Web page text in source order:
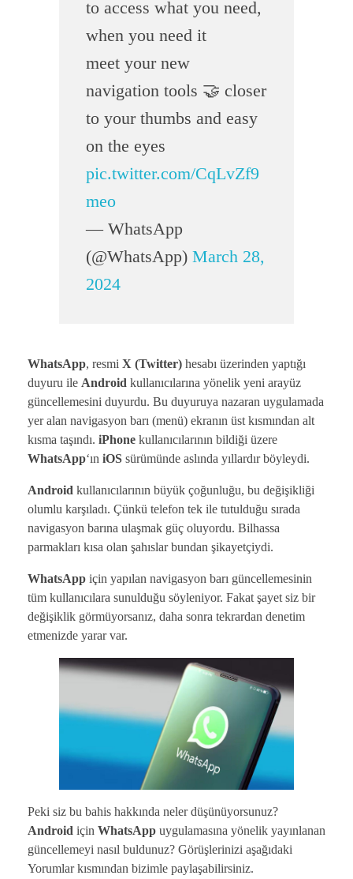
to access what you need,
when you need it
meet your new
navigation tools 🤝 closer
to your thumbs and easy
on the eyes
pic.twitter.com/CqLvZf9
meo
— WhatsApp
(@WhatsApp) March 28,
2024
WhatsApp, resmi X (Twitter) hesabı üzerinden yaptığı
duyuru ile Android kullanıcılarına yönelik yeni arayüz
güncellemesini duyurdu. Bu duyuruya nazaran uygulamada
yer alan navigasyon barı (menü) ekranın üst kısmından alt
kısma taşındı. iPhone kullanıcılarının bildiği üzere
WhatsApp‘ın iOS sürümünde aslında yıllardır böyleydi.
Android kullanıcılarının büyük çoğunluğu, bu değişikliği
olumlu karşıladı. Çünkü telefon tek ile tutulduğu sırada
navigasyon barına ulaşmak güç oluyordu. Bilhassa
parmakları kısa olan şahıslar bundan şikayetçiydi.
WhatsApp için yapılan navigasyon barı güncellemesinin
tüm kullanıcılara sunulduğu söyleniyor. Fakat şayet siz bir
değişiklik görmüyorsanız, daha sonra tekrardan denetim
etmenizde yarar var.
Peki siz bu bahis hakkında neler düşünüyorsunuz?
Android için WhatsApp uygulamasına yönelik yayınlanan
güncellemeyi nasıl buldunuz? Görüşlerinizi aşağıdaki
Yorumlar kısmından bizimle paylaşabilirsiniz.